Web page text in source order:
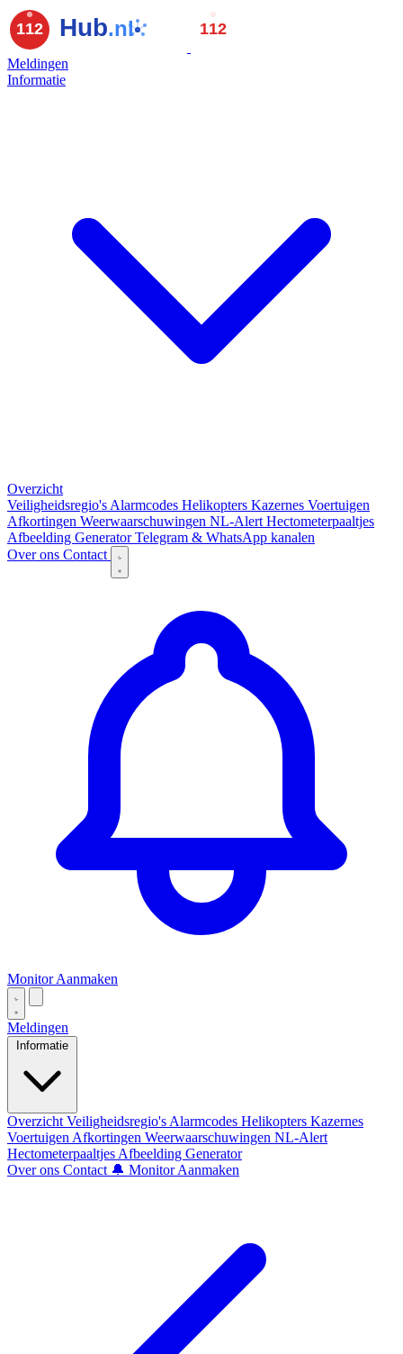
Meldingen
Informatie
Overzicht
Veiligheidsregio's Alarmcodes Helikopters Kazernes Voertuigen
Afkortingen Weerwaarschuwingen NL-Alert Hectometerpaaltjes
Afbeelding GeneratorTelegram & WhatsApp kanalen
Over ons Contact
Monitor Aanmaken
Meldingen
Informatie
Overzicht Veiligheidsregio's Alarmcodes Helikopters Kazernes
Voertuigen Afkortingen Weerwaarschuwingen NL-Alert
Hectometerpaaltjes Afbeelding Generator
Over ons Contact 🔔 Monitor Aanmaken